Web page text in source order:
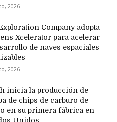
2026
Company adopta
Xcelerator para acelerar
de naves espaciales
2026
inicia la producción de
de chips de carburo de
en su primera fábrica en
Unidos